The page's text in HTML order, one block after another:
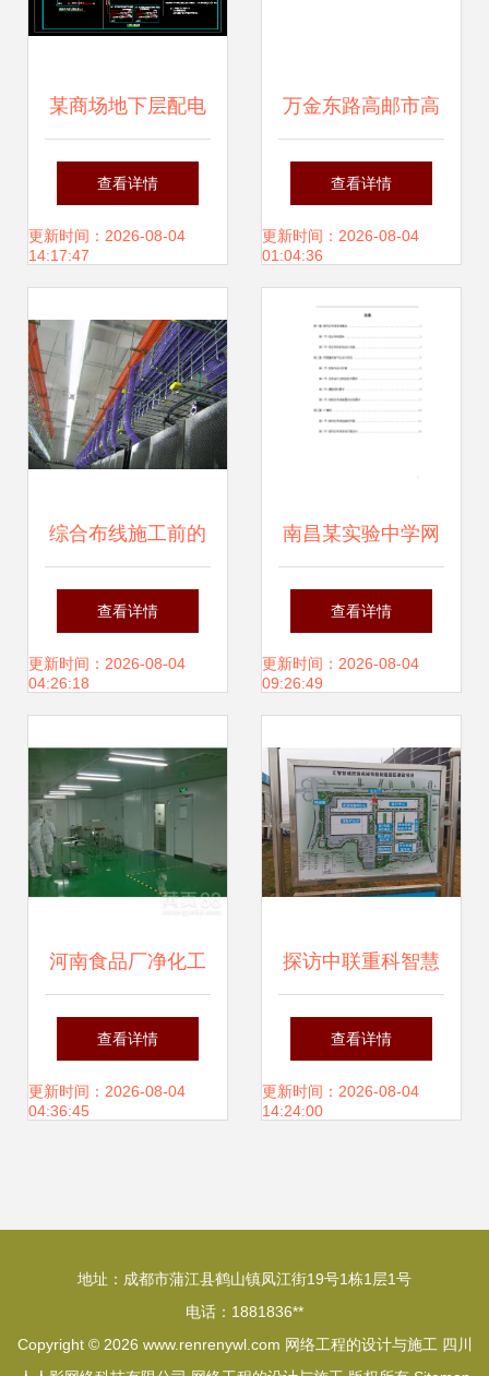
某商场地下层配电
系统与网络工程设
计与施工详解
查看详情
更新时间：2026-08-04
14:17:47
万金东路高邮市高
邮镇宝塔村网络工
程设计与施工方案
查看详情
更新时间：2026-08-04
01:04:36
综合布线施工前的
关键准备工作，你
都知道吗？
查看详情
更新时间：2026-08-04
04:26:18
南昌某实验中学网
络结构化布线系统
工程施工组织设计
查看详情
更新时间：2026-08-04
09:26:49
河南食品厂净化工
程 高品质网络工程
设计与施工的融合
查看详情
更新时间：2026-08-04
04:36:45
探访中联重科智慧
产业城 周末调研见
证新质生产力蓄势
查看详情
更新时间：2026-08-04
14:24:00
地址：成都市蒲江县鹤山镇凤江街19号1栋1层1号
电话：1881836**
Copyright © 2026 www.renrenywl.com 网络工程的设计与施工 四川